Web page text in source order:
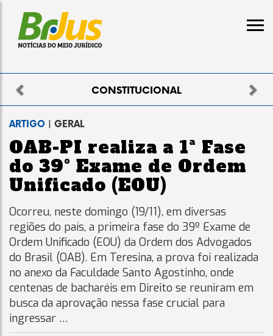
ELEITORAL
Previous
ARTIGO | GERAL
OAB-PI realiza a 1ª Fase
do 39º Exame de Ordem
Unificado (EOU)
Ocorreu, neste domingo (19/11), em diversas
regiões do país, a primeira fase do 39º Exame de
Ordem Unificado (EOU) da Ordem dos Advogados
do Brasil (OAB). Em Teresina, a prova foi realizada
no anexo da Faculdade Santo Agostinho, onde
centenas de bacharéis em Direito se reuniram em
busca da aprovação nessa fase crucial para
ingressar …